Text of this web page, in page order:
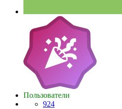
Пользователи
924